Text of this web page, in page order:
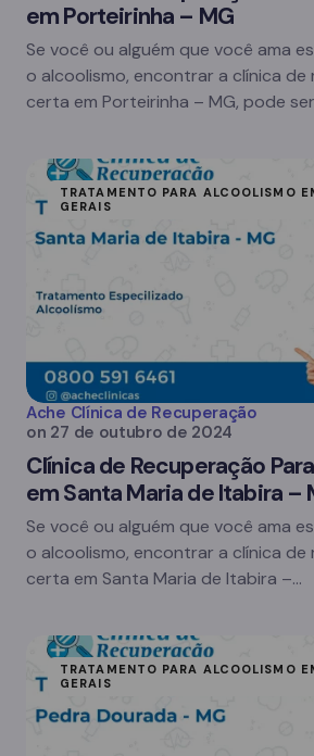
em Porteirinha – MG
Se você ou alguém que você ama
o alcoolismo, encontrar a clínica
certa em Porteirinha – MG, pode
TRATAMENTO PARA ALCOOLISMO
GERAIS
Ache Clínica de Recuperação
on 27 de outubro de 2024
Clínica de Recuperação
em Santa Maria de Itabira –
Se você ou alguém que você ama
o alcoolismo, encontrar a clínica
certa em Santa Maria de Itabira –…
TRATAMENTO PARA ALCOOLISMO
GERAIS